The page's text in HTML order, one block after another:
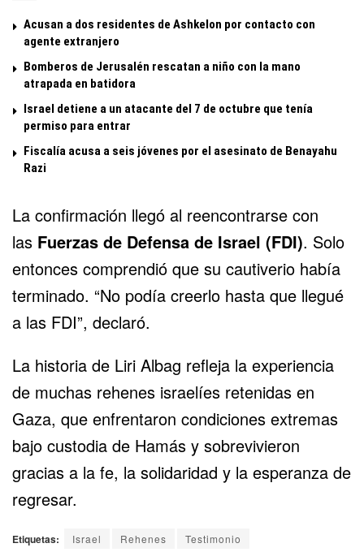
Acusan a dos residentes de Ashkelon por contacto con
agente extranjero
Bomberos de Jerusalén rescatan a niño con la mano
atrapada en batidora
Israel detiene a un atacante del 7 de octubre que tenía
permiso para entrar
Fiscalía acusa a seis jóvenes por el asesinato de Benayahu
Razi
La confirmación llegó al reencontrarse con
las Fuerzas de Defensa de Israel (FDI). Solo
entonces comprendió que su cautiverio había
terminado. “No podía creerlo hasta que llegué
a las FDI”, declaró.
La historia de Liri Albag refleja la experiencia
de muchas rehenes israelíes retenidas en
Gaza, que enfrentaron condiciones extremas
bajo custodia de Hamás y sobrevivieron
gracias a la fe, la solidaridad y la esperanza de
regresar.
Etiquetas: Israel Rehenes Testimonio